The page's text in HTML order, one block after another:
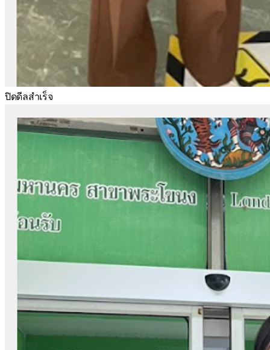
ปิดดีลสำเร็จ